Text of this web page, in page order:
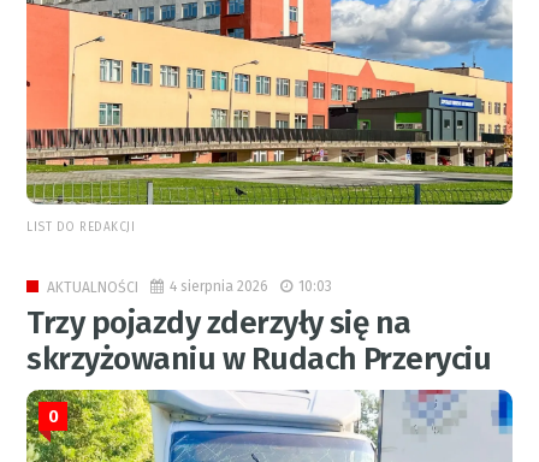
LIST DO REDAKCJI
AKTUALNOŚCI 4 sierpnia 2026 10:03
Trzy pojazdy zderzyły się na
skrzyżowaniu w Rudach Przeryciu
0